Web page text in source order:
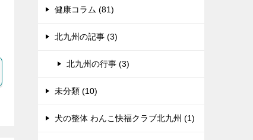
健康コラム (81)
北九州の記事 (3)
北九州の行事 (3)
未分類 (10)
犬の整体 わんこ快福クラブ北九州 (1)